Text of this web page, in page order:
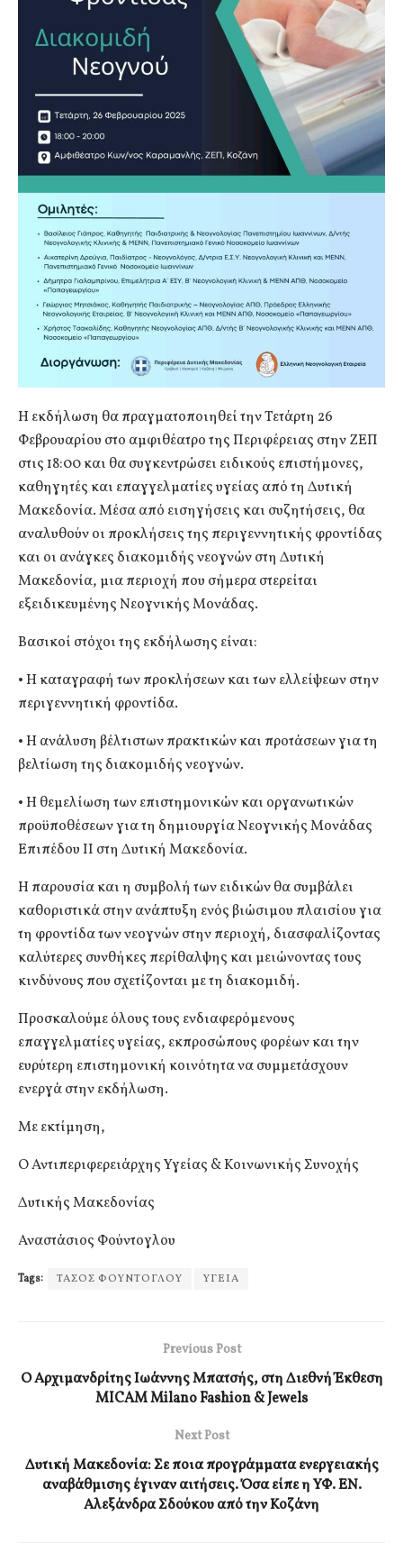
Η εκδήλωση θα πραγματοποιηθεί την Τετάρτη 26
Φεβρουαρίου στο αμφιθέατρο της Περιφέρειας στην ΖΕΠ
στις 18:00 και θα συγκεντρώσει ειδικούς επιστήμονες,
καθηγητές και επαγγελματίες υγείας από τη Δυτική
Μακεδονία. Μέσα από εισηγήσεις και συζητήσεις, θα
αναλυθούν οι προκλήσεις της περιγεννητικής φροντίδας
και οι ανάγκες διακομιδής νεογνών στη Δυτική
Μακεδονία, μια περιοχή που σήμερα στερείται
εξειδικευμένης Νεογνικής Μονάδας.
Βασικοί στόχοι της εκδήλωσης είναι:
• Η καταγραφή των προκλήσεων και των ελλείψεων στην
περιγεννητική φροντίδα.
• Η ανάλυση βέλτιστων πρακτικών και προτάσεων για τη
βελτίωση της διακομιδής νεογνών.
• Η θεμελίωση των επιστημονικών και οργανωτικών
προϋποθέσεων για τη δημιουργία Νεογνικής Μονάδας
Επιπέδου ΙΙ στη Δυτική Μακεδονία.
Η παρουσία και η συμβολή των ειδικών θα συμβάλει
καθοριστικά στην ανάπτυξη ενός βιώσιμου πλαισίου για
τη φροντίδα των νεογνών στην περιοχή, διασφαλίζοντας
καλύτερες συνθήκες περίθαλψης και μειώνοντας τους
κινδύνους που σχετίζονται με τη διακομιδή.
Προσκαλούμε όλους τους ενδιαφερόμενους
επαγγελματίες υγείας, εκπροσώπους φορέων και την
ευρύτερη επιστημονική κοινότητα να συμμετάσχουν
ενεργά στην εκδήλωση.
Με εκτίμηση,
Ο Αντιπεριφερειάρχης Υγείας & Κοινωνικής Συνοχής
Δυτικής Μακεδονίας
Αναστάσιος Φούντογλου
Tags: ΤΑΣΟΣ ΦΟΥΝΤΟΓΛΟΥ ΥΓΕΙΑ
Previous Post
Ο Αρχιμανδρίτης Ιωάννης Μπατσής, στη Διεθνή Έκθεση
MICAM Milano Fashion & Jewels
Next Post
Δυτική Μακεδονία: Σε ποια προγράμματα ενεργειακής
αναβάθμισης έγιναν αιτήσεις. Όσα είπε η ΥΦ. ΕΝ.
Αλεξάνδρα Σδούκου από την Κοζάνη